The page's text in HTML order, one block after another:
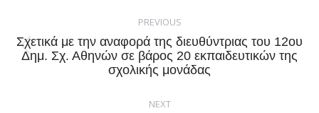
PREVIOUS
Previous
post:
Σχετικά με την αναφορά της διευθύντριας του 12ου
Δημ. Σχ. Αθηνών σε βάρος 20 εκπαιδευτικών της
σχολικής μονάδας
NEXT